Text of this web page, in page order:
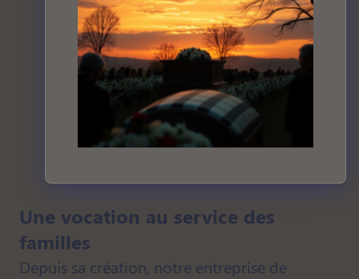
Une vocation au service des
familles
Depuis sa création, notre entreprise de